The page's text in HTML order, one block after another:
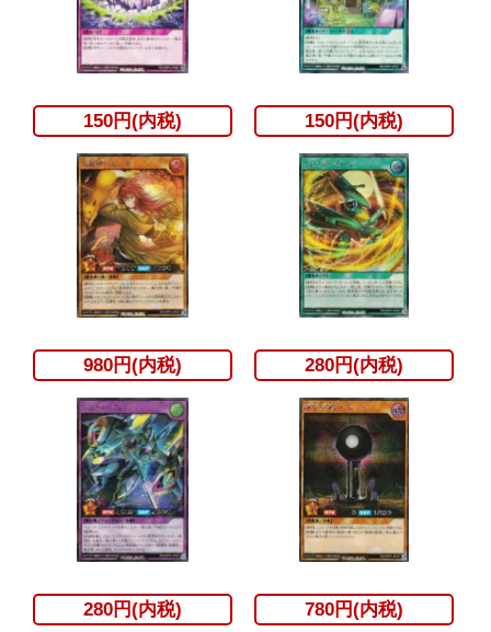
150円(内税) 150円(内税)
980円(内税) 280円(内税)
280円(内税) 780円(内税)